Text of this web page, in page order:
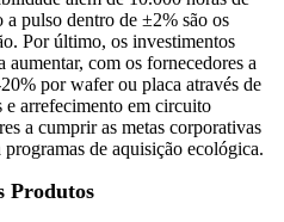
pulso dentro de ±2% são os
Por último, os investimentos
aumentar, com os fornecedores a
por wafer ou placa através de
e arrefecimento em circuito
a cumprir as metas corporativas
de aquisição ecológica.
Produtos